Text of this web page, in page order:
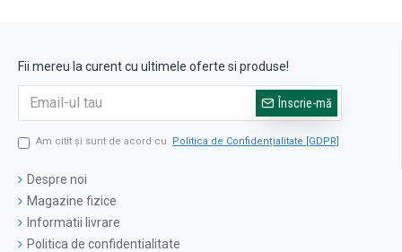
Fii mereu la curent cu ultimele oferte si produse!
Înscrie-mă
Am citit şi sunt de acord cu Politica de Confidențialitate [GDPR]
Despre noi
Magazine fizice
Informatii livrare
Politica de confidentialitate